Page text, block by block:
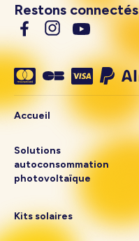
Restons connectés
Accueil
Solutions
autoconsommation
photovoltaïque
Kits solaires